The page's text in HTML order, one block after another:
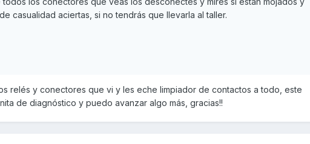
casualidad aciertas, si no tendrás que llevarla al taller.
relés y conectores que vi y les eche limpiador de contactos a todo, este
de diagnóstico y puedo avanzar algo más, gracias!!